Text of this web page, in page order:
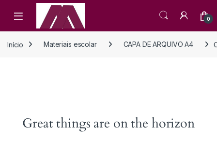
Open 0
Início Materiais escolar CAPA DE ARQUIVO A4
Great things are on the horizon